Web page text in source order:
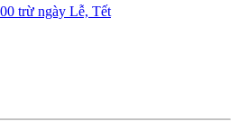
trừ ngày Lễ, Tết